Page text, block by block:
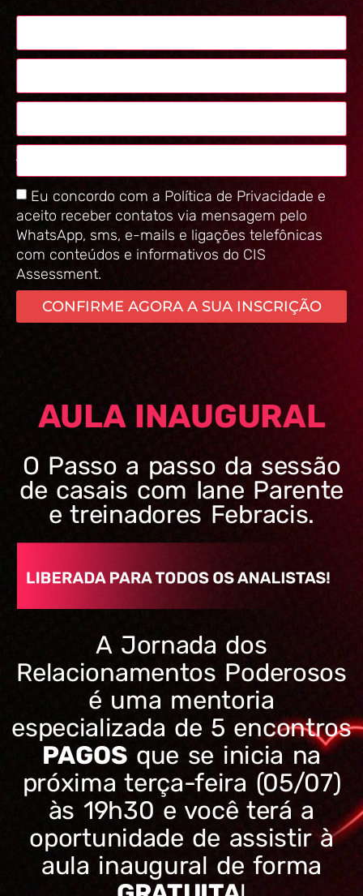
Eu concordo com a Política de Privacidade e
aceito receber contatos via mensagem pelo
WhatsApp, sms, e-mails e ligações telefônicas
com conteúdos e informativos do CIS
Assessment.
CONFIRME AGORA A SUA INSCRIÇÃO
AULA INAUGURAL
O Passo a passo da sessão
de casais com Iane Parente
e treinadores Febracis.
A Jornada dos
Relacionamentos Poderosos
é uma mentoria
especializada de 5 encontros
PAGOS que se inicia na
próxima terça-feira (05/07)
às 19h30 e você terá a
oportunidade de assistir à
aula inaugural de forma